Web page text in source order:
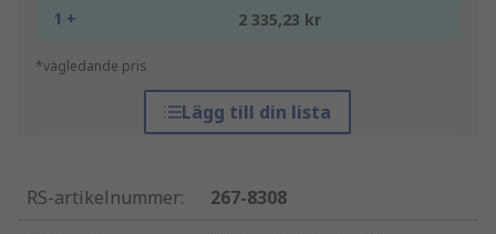
1 + 2 335,23 kr
*vägledande pris
Lägg till din lista
RS-artikelnummer:
267-8308